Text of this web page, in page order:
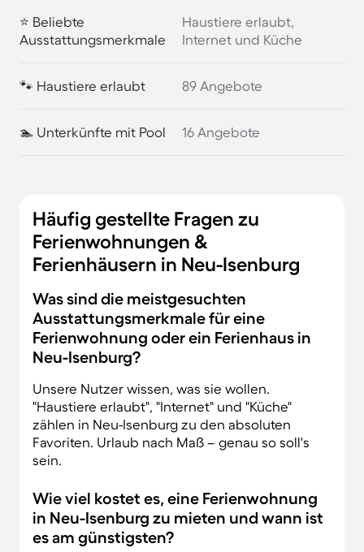
⭐ Beliebte
Ausstattungsmerkmale
Haustiere erlaubt,
Internet und Küche
🐾 Haustiere erlaubt 89 Angebote
🏊 Unterkünfte mit Pool 16 Angebote
Häufig gestellte Fragen zu
Ferienwohnungen &
Ferienhäusern in Neu-Isenburg
Was sind die meistgesuchten
Ausstattungsmerkmale für eine
Ferienwohnung oder ein Ferienhaus in
Neu-Isenburg?
Unsere Nutzer wissen, was sie wollen.
"Haustiere erlaubt", "Internet" und "Küche"
zählen in Neu-Isenburg zu den absoluten
Favoriten. Urlaub nach Maß – genau so soll's
sein.
Wie viel kostet es, eine Ferienwohnung
in Neu-Isenburg zu mieten und wann ist
es am günstigsten?